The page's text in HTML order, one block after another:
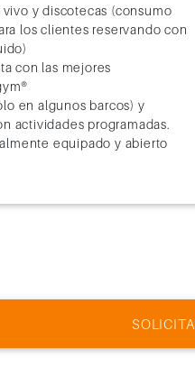
vivo y discotecas (consumo
los clientes reservando con
con las mejores
en algunos barcos) y
actividades programadas.
equipado y abierto